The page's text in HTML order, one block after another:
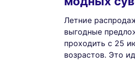
Летние
выгодные
проходить с 25
возрастов. Это